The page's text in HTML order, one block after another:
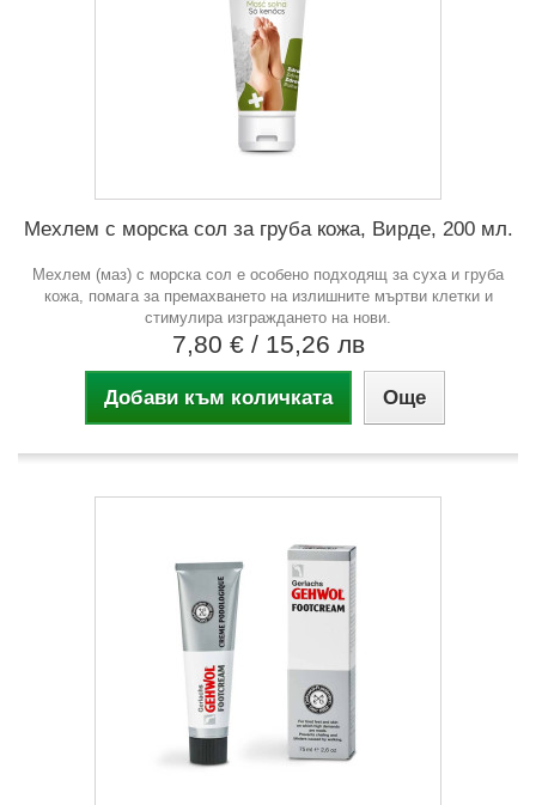
Мехлем с морска сол за груба кожа, Вирде, 200 мл.
Мехлем (маз) с морска сол е особено подходящ за суха и груба
кожа, помага за премахването на излишните мъртви клетки и
стимулира изграждането на нови.
7,80 € / 15,26 лв
Добави към количката Още